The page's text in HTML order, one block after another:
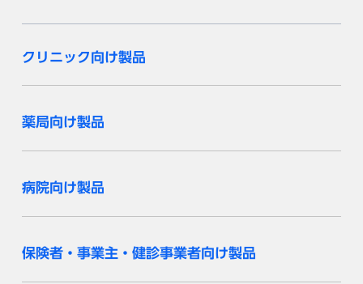
クリニック向け製品
薬局向け製品
病院向け製品
保険者・事業主・健診事業者向け製品